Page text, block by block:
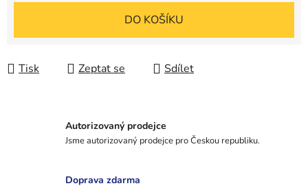
DO KOŠÍKU
Tisk Zeptat se Sdílet
Autorizovaný prodejce
Jsme autorizovaný prodejce pro Českou republiku.
Doprava zdarma